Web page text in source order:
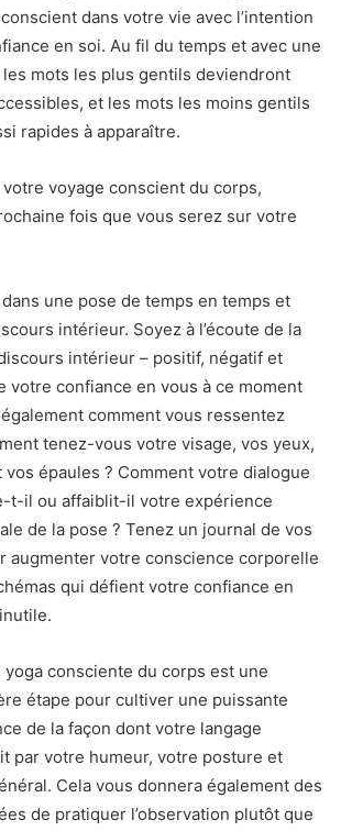
dans votre vie avec l’intention
en soi. Au fil du temps et avec une
mots les plus gentils deviendront
et les mots les moins gentils
rapides à apparaître.
voyage conscient du corps,
fois que vous serez sur votre
une pose de temps en temps et
intérieur. Soyez à l’écoute de la
intérieur – positif, négatif et
votre confiance en vous à ce moment
comment vous ressentez
tenez-vous votre visage, vos yeux,
épaules ? Comment votre dialogue
t-il ou affaiblit-il votre expérience
de la pose ? Tenez un journal de vos
augmenter votre conscience corporelle
qui défient votre confiance en
consciente du corps est une
étape pour cultiver une puissante
de la façon dont votre langage
par votre humeur, votre posture et
Cela vous donnera également des
de pratiquer l’observation plutôt que